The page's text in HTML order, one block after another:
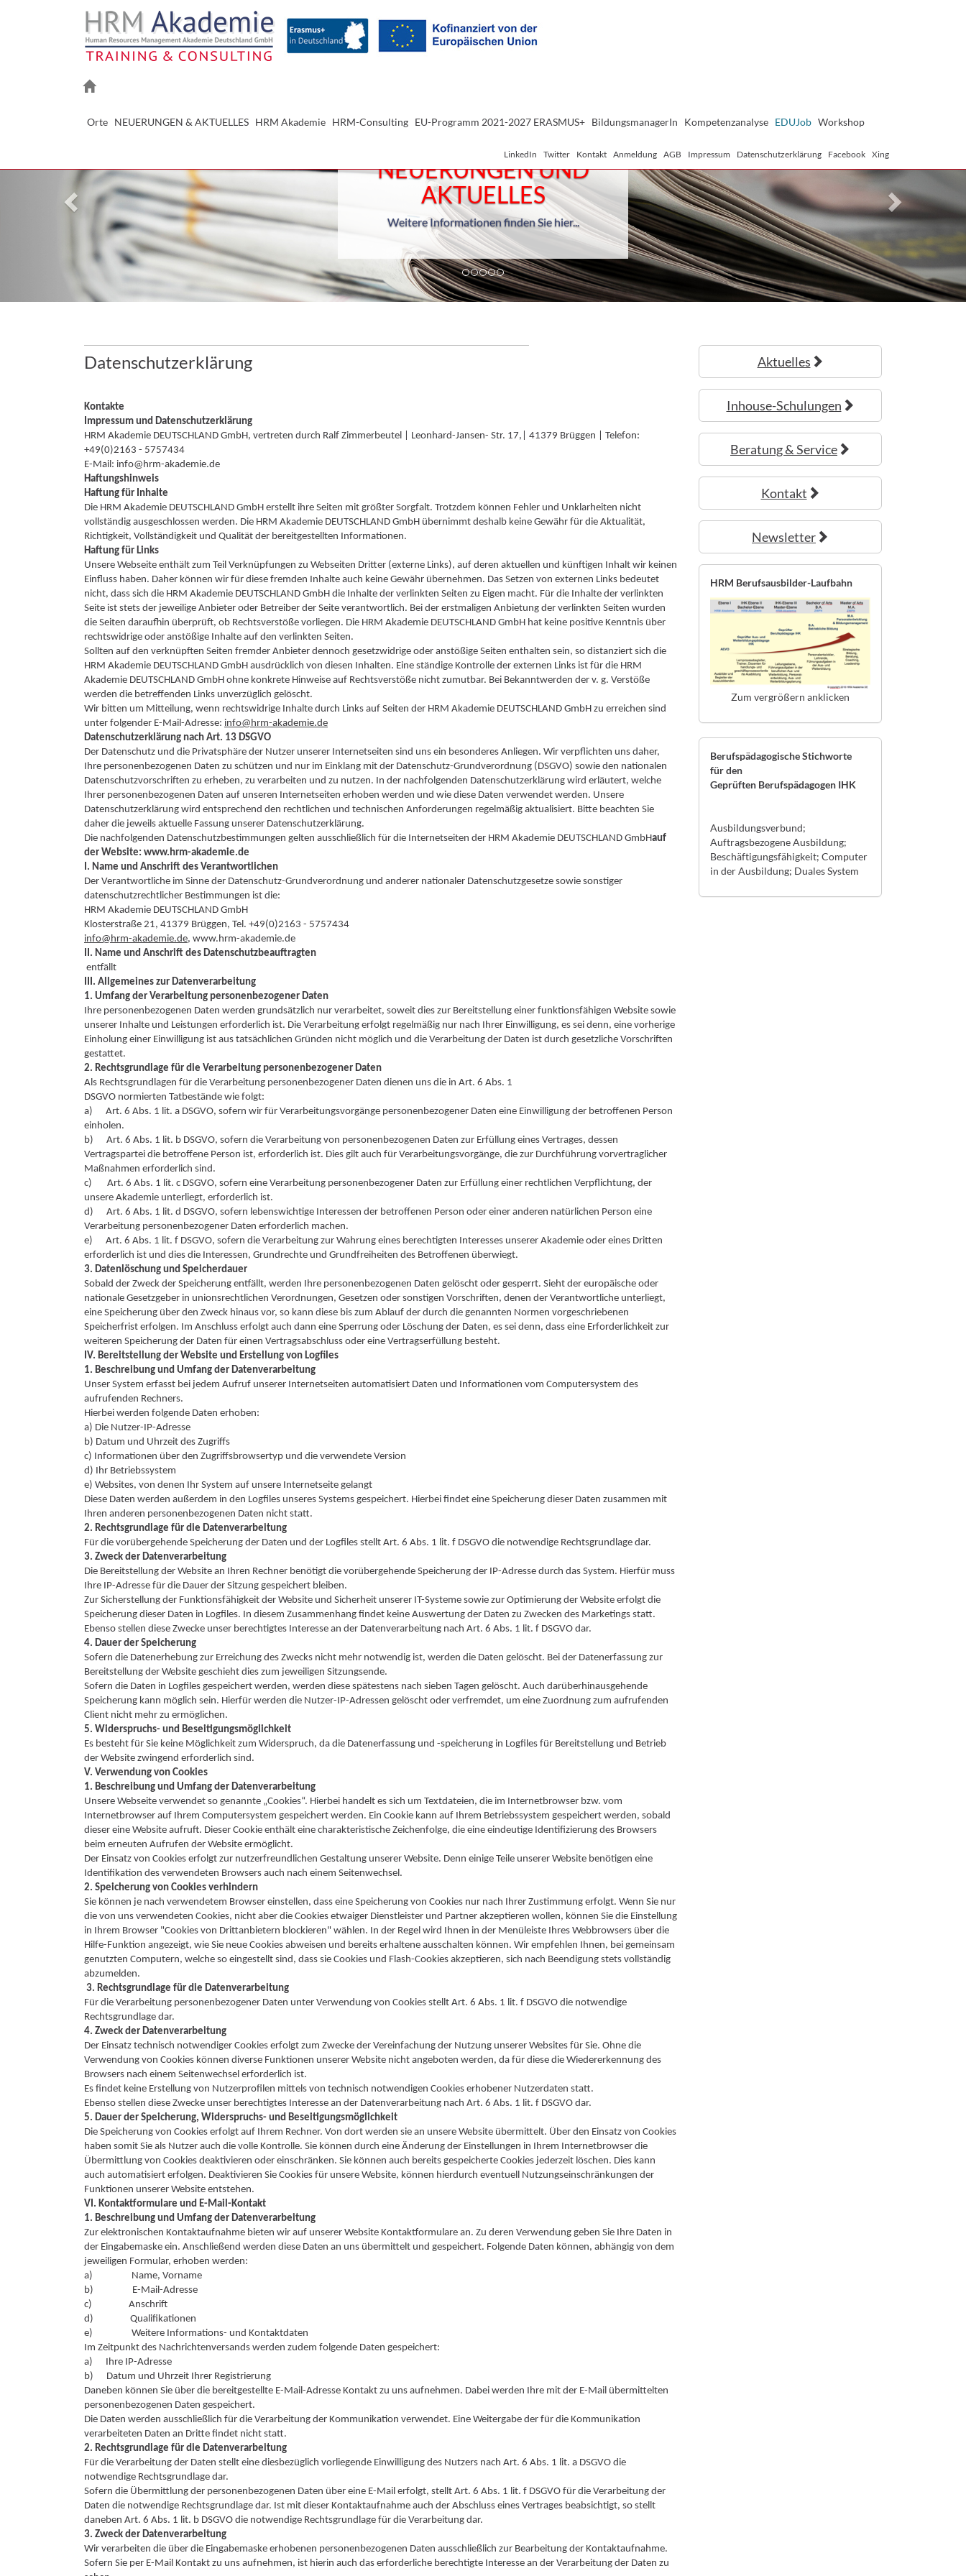
Orte NEUERUNGEN & AKTUELLES HRM Akademie HRM-Consulting EU-Programm 2021-2027 ERASMUS+ BildungsmanagerIn Kompetenzanalyse EDUJob Workshop
LinkedIn Twitter Kontakt Anmeldung AGB Impressum Datenschutzerklärung Facebook Xing
Geprüfter Berufspädagoge IHK
Inhouse-Veranstaltung
Weitere Informationen finden Sie hier...
Datenschutzerklärung
Kontakte
Impressum und Datenschutzerklärung
HRM Akademie DEUTSCHLAND GmbH, vertreten durch Ralf Zimmerbeutel | Leonhard-Jansen- Str. 17,| 41379 Brüggen | Telefon:
+49(0)2163 - 5757434
E-Mail: info@hrm-akademie.de
Haftungshinweis
Haftung für Inhalte
Die HRM Akademie DEUTSCHLAND GmbH erstellt ihre Seiten mit größter Sorgfalt. Trotzdem können Fehler und Unklarheiten nicht
vollständig ausgeschlossen werden. Die HRM Akademie DEUTSCHLAND GmbH übernimmt deshalb keine Gewähr für die Aktualität,
Richtigkeit, Vollständigkeit und Qualität der bereitgestellten Informationen.
Haftung für Links
Unsere Webseite enthält zum Teil Verknüpfungen zu Webseiten Dritter (externe Links), auf deren aktuellen und künftigen Inhalt wir keinen
Einfluss haben. Daher können wir für diese fremden Inhalte auch keine Gewähr übernehmen. Das Setzen von externen Links bedeutet
nicht, dass sich die HRM Akademie DEUTSCHLAND GmbH die Inhalte der verlinkten Seiten zu Eigen macht. Für die Inhalte der verlinkten
Seite ist stets der jeweilige Anbieter oder Betreiber der Seite verantwortlich. Bei der erstmaligen Anbietung der verlinkten Seiten wurden
die Seiten daraufhin überprüft, ob Rechtsverstöße vorliegen. Die HRM Akademie DEUTSCHLAND GmbH hat keine positive Kenntnis über
rechtswidrige oder anstößige Inhalte auf den verlinkten Seiten.
Sollten auf den verknüpften Seiten fremder Anbieter dennoch gesetzwidrige oder anstößige Seiten enthalten sein, so distanziert sich die
HRM Akademie DEUTSCHLAND GmbH ausdrücklich von diesen Inhalten. Eine ständige Kontrolle der externen Links ist für die HRM
Akademie DEUTSCHLAND GmbH ohne konkrete Hinweise auf Rechtsverstöße nicht zumutbar. Bei Bekanntwerden der v. g. Verstöße
werden die betreffenden Links unverzüglich gelöscht.
Wir bitten um Mitteilung, wenn rechtswidrige Inhalte durch Links auf Seiten der HRM Akademie DEUTSCHLAND GmbH zu erreichen sind
unter folgender E-Mail-Adresse: info@hrm-akademie.de
Datenschutzerklärung nach Art. 13 DSGVO
Der Datenschutz und die Privatsphäre der Nutzer unserer Internetseiten sind uns ein besonderes Anliegen. Wir verpflichten uns daher,
Ihre personenbezogenen Daten zu schützen und nur im Einklang mit der Datenschutz-Grundverordnung (DSGVO) sowie den nationalen
Datenschutzvorschriften zu erheben, zu verarbeiten und zu nutzen. In der nachfolgenden Datenschutzerklärung wird erläutert, welche
Ihrer personenbezogenen Daten auf unseren Internetseiten erhoben werden und wie diese Daten verwendet werden. Unsere
Datenschutzerklärung wird entsprechend den rechtlichen und technischen Anforderungen regelmäßig aktualisiert. Bitte beachten Sie
daher die jeweils aktuelle Fassung unserer Datenschutzerklärung.
Die nachfolgenden Datenschutzbestimmungen gelten ausschließlich für die Internetseiten der HRM Akademie DEUTSCHLAND GmbHauf
der Website: www.hrm-akademie.de
I. Name und Anschrift des Verantwortlichen
Der Verantwortliche im Sinne der Datenschutz-Grundverordnung und anderer nationaler Datenschutzgesetze sowie sonstiger
datenschutzrechtlicher Bestimmungen ist die:
HRM Akademie DEUTSCHLAND GmbH
Klosterstraße 21, 41379 Brüggen, Tel. +49(0)2163 - 5757434
info@hrm-akademie.de, www.hrm-akademie.de
II. Name und Anschrift des Datenschutzbeauftragten
entfällt
III. Allgemeines zur Datenverarbeitung
1. Umfang der Verarbeitung personenbezogener Daten
Ihre personenbezogenen Daten werden grundsätzlich nur verarbeitet, soweit dies zur Bereitstellung einer funktionsfähigen Website sowie
unserer Inhalte und Leistungen erforderlich ist. Die Verarbeitung erfolgt regelmäßig nur nach Ihrer Einwilligung, es sei denn, eine vorherige
Einholung einer Einwilligung ist aus tatsächlichen Gründen nicht möglich und die Verarbeitung der Daten ist durch gesetzliche Vorschriften
gestattet.
2. Rechtsgrundlage für die Verarbeitung personenbezogener Daten
Als Rechtsgrundlagen für die Verarbeitung personenbezogener Daten dienen uns die in Art. 6 Abs. 1
DSGVO normierten Tatbestände wie folgt:
a) Art. 6 Abs. 1 lit. a DSGVO, sofern wir für Verarbeitungsvorgänge personenbezogener Daten eine Einwilligung der betroffenen Person
einholen.
b) Art. 6 Abs. 1 lit. b DSGVO, sofern die Verarbeitung von personenbezogenen Daten zur Erfüllung eines Vertrages, dessen
Vertragspartei die betroffene Person ist, erforderlich ist. Dies gilt auch für Verarbeitungsvorgänge, die zur Durchführung vorvertraglicher
Maßnahmen erforderlich sind.
c) Art. 6 Abs. 1 lit. c DSGVO, sofern eine Verarbeitung personenbezogener Daten zur Erfüllung einer rechtlichen Verpflichtung, der
unsere Akademie unterliegt, erforderlich ist.
d) Art. 6 Abs. 1 lit. d DSGVO, sofern lebenswichtige Interessen der betroffenen Person oder einer anderen natürlichen Person eine
Verarbeitung personenbezogener Daten erforderlich machen.
e) Art. 6 Abs. 1 lit. f DSGVO, sofern die Verarbeitung zur Wahrung eines berechtigten Interesses unserer Akademie oder eines Dritten
erforderlich ist und dies die Interessen, Grundrechte und Grundfreiheiten des Betroffenen überwiegt.
3. Datenlöschung und Speicherdauer
Sobald der Zweck der Speicherung entfällt, werden Ihre personenbezogenen Daten gelöscht oder gesperrt. Sieht der europäische oder
nationale Gesetzgeber in unionsrechtlichen Verordnungen, Gesetzen oder sonstigen Vorschriften, denen der Verantwortliche unterliegt,
eine Speicherung über den Zweck hinaus vor, so kann diese bis zum Ablauf der durch die genannten Normen vorgeschriebenen
Speicherfrist erfolgen. Im Anschluss erfolgt auch dann eine Sperrung oder Löschung der Daten, es sei denn, dass eine Erforderlichkeit zur
weiteren Speicherung der Daten für einen Vertragsabschluss oder eine Vertragserfüllung besteht.
IV. Bereitstellung der Website und Erstellung von Logfiles
1. Beschreibung und Umfang der Datenverarbeitung
Unser System erfasst bei jedem Aufruf unserer Internetseiten automatisiert Daten und Informationen vom Computersystem des
aufrufenden Rechners.
Hierbei werden folgende Daten erhoben:
a) Die Nutzer-IP-Adresse
b) Datum und Uhrzeit des Zugriffs
c) Informationen über den Zugriffsbrowsertyp und die verwendete Version
d) Ihr Betriebssystem
e) Websites, von denen Ihr System auf unsere Internetseite gelangt
Diese Daten werden außerdem in den Logfiles unseres Systems gespeichert. Hierbei findet eine Speicherung dieser Daten zusammen mit
Ihren anderen personenbezogenen Daten nicht statt.
2. Rechtsgrundlage für die Datenverarbeitung
Für die vorübergehende Speicherung der Daten und der Logfiles stellt Art. 6 Abs. 1 lit. f DSGVO die notwendige Rechtsgrundlage dar.
3. Zweck der Datenverarbeitung
Die Bereitstellung der Website an Ihren Rechner benötigt die vorübergehende Speicherung der IP-Adresse durch das System. Hierfür muss
Ihre IP-Adresse für die Dauer der Sitzung gespeichert bleiben.
Zur Sicherstellung der Funktionsfähigkeit der Website und Sicherheit unserer IT-Systeme sowie zur Optimierung der Website erfolgt die
Speicherung dieser Daten in Logfiles. In diesem Zusammenhang findet keine Auswertung der Daten zu Zwecken des Marketings statt.
Ebenso stellen diese Zwecke unser berechtigtes Interesse an der Datenverarbeitung nach Art. 6 Abs. 1 lit. f DSGVO dar.
4. Dauer der Speicherung
Sofern die Datenerhebung zur Erreichung des Zwecks nicht mehr notwendig ist, werden die Daten gelöscht. Bei der Datenerfassung zur
Bereitstellung der Website geschieht dies zum jeweiligen Sitzungsende.
Sofern die Daten in Logfiles gespeichert werden, werden diese spätestens nach sieben Tagen gelöscht. Auch darüberhinausgehende
Speicherung kann möglich sein. Hierfür werden die Nutzer-IP-Adressen gelöscht oder verfremdet, um eine Zuordnung zum aufrufenden
Client nicht mehr zu ermöglichen.
5. Widerspruchs- und Beseitigungsmöglichkeit
Es besteht für Sie keine Möglichkeit zum Widerspruch, da die Datenerfassung und -speicherung in Logfiles für Bereitstellung und Betrieb
der Website zwingend erforderlich sind.
V. Verwendung von Cookies
1. Beschreibung und Umfang der Datenverarbeitung
Unsere Webseite verwendet so genannte „Cookies“. Hierbei handelt es sich um Textdateien, die im Internetbrowser bzw. vom
Internetbrowser auf Ihrem Computersystem gespeichert werden. Ein Cookie kann auf Ihrem Betriebssystem gespeichert werden, sobald
dieser eine Website aufruft. Dieser Cookie enthält eine charakteristische Zeichenfolge, die eine eindeutige Identifizierung des Browsers
beim erneuten Aufrufen der Website ermöglicht.
Der Einsatz von Cookies erfolgt zur nutzerfreundlichen Gestaltung unserer Website. Denn einige Teile unserer Website benötigen eine
Identifikation des verwendeten Browsers auch nach einem Seitenwechsel.
2. Speicherung von Cookies verhindern
Sie können je nach verwendetem Browser einstellen, dass eine Speicherung von Cookies nur nach Ihrer Zustimmung erfolgt. Wenn Sie nur
die von uns verwendeten Cookies, nicht aber die Cookies etwaiger Dienstleister und Partner akzeptieren wollen, können Sie die Einstellung
in Ihrem Browser "Cookies von Drittanbietern blockieren" wählen. In der Regel wird Ihnen in der Menüleiste Ihres Webbrowsers über die
Hilfe-Funktion angezeigt, wie Sie neue Cookies abweisen und bereits erhaltene ausschalten können. Wir empfehlen Ihnen, bei gemeinsam
genutzten Computern, welche so eingestellt sind, dass sie Cookies und Flash-Cookies akzeptieren, sich nach Beendigung stets vollständig
abzumelden.
3. Rechtsgrundlage für die Datenverarbeitung
Für die Verarbeitung personenbezogener Daten unter Verwendung von Cookies stellt Art. 6 Abs. 1 lit. f DSGVO die notwendige
Rechtsgrundlage dar.
4. Zweck der Datenverarbeitung
Der Einsatz technisch notwendiger Cookies erfolgt zum Zwecke der Vereinfachung der Nutzung unserer Websites für Sie. Ohne die
Verwendung von Cookies können diverse Funktionen unserer Website nicht angeboten werden, da für diese die Wiedererkennung des
Browsers nach einem Seitenwechsel erforderlich ist.
Es findet keine Erstellung von Nutzerprofilen mittels von technisch notwendigen Cookies erhobener Nutzerdaten statt.
Ebenso stellen diese Zwecke unser berechtigtes Interesse an der Datenverarbeitung nach Art. 6 Abs. 1 lit. f DSGVO dar.
5. Dauer der Speicherung, Widerspruchs- und Beseitigungsmöglichkeit
Die Speicherung von Cookies erfolgt auf Ihrem Rechner. Von dort werden sie an unsere Website übermittelt. Über den Einsatz von Cookies
haben somit Sie als Nutzer auch die volle Kontrolle. Sie können durch eine Änderung der Einstellungen in Ihrem Internetbrowser die
Übermittlung von Cookies deaktivieren oder einschränken. Sie können auch bereits gespeicherte Cookies jederzeit löschen. Dies kann
auch automatisiert erfolgen. Deaktivieren Sie Cookies für unsere Website, können hierdurch eventuell Nutzungseinschränkungen der
Funktionen unserer Website entstehen.
VI. Kontaktformulare und E-Mail-Kontakt
1. Beschreibung und Umfang der Datenverarbeitung
Zur elektronischen Kontaktaufnahme bieten wir auf unserer Website Kontaktformulare an. Zu deren Verwendung geben Sie Ihre Daten in
der Eingabemaske ein. Anschließend werden diese Daten an uns übermittelt und gespeichert. Folgende Daten können, abhängig von dem
jeweiligen Formular, erhoben werden:
a) Name, Vorname
b) E-Mail-Adresse
c) Anschrift
d) Qualifikationen
e) Weitere Informations- und Kontaktdaten
Im Zeitpunkt des Nachrichtenversands werden zudem folgende Daten gespeichert:
a) Ihre IP-Adresse
b) Datum und Uhrzeit Ihrer Registrierung
Daneben können Sie über die bereitgestellte E-Mail-Adresse Kontakt zu uns aufnehmen. Dabei werden Ihre mit der E-Mail übermittelten
personenbezogenen Daten gespeichert.
Die Daten werden ausschließlich für die Verarbeitung der Kommunikation verwendet. Eine Weitergabe der für die Kommunikation
verarbeiteten Daten an Dritte findet nicht statt.
2. Rechtsgrundlage für die Datenverarbeitung
Für die Verarbeitung der Daten stellt eine diesbezüglich vorliegende Einwilligung des Nutzers nach Art. 6 Abs. 1 lit. a DSGVO die
notwendige Rechtsgrundlage dar.
Sofern die Übermittlung der personenbezogenen Daten über eine E-Mail erfolgt, stellt Art. 6 Abs. 1 lit. f DSGVO für die Verarbeitung der
Daten die notwendige Rechtsgrundlage dar. Ist mit dieser Kontaktaufnahme auch der Abschluss eines Vertrages beabsichtigt, so stellt
daneben Art. 6 Abs. 1 lit. b DSGVO die notwendige Rechtsgrundlage für die Verarbeitung dar.
3. Zweck der Datenverarbeitung
Wir verarbeiten die über die Eingabemaske erhobenen personenbezogenen Daten ausschließlich zur Bearbeitung der Kontaktaufnahme.
Sofern Sie per E-Mail Kontakt zu uns aufnehmen, ist hierin auch das erforderliche berechtigte Interesse an der Verarbeitung der Daten zu
Aktuelles
Inhouse-Schulungen
Beratung & Service
Kontakt
Newsletter
HRM Berufsausbilder-Laufbahn
Zum vergrößern anklicken
Berufspädagogische Stichworte
für den
Geprüften Berufspädagogen IHK
Ausbildungsverbund;
Auftragsbezogene Ausbildung;
Beschäftigungsfähigkeit; Computer
in der Ausbildung; Duales System